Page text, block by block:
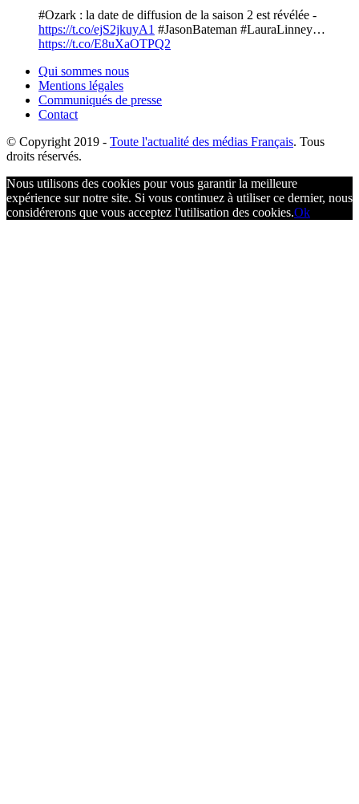
#Ozark : la date de diffusion de la saison 2 est révélée -
https://t.co/ejS2jkuyA1 #JasonBateman #LauraLinney…
https://t.co/E8uXaOTPQ2
Qui sommes nous
Mentions légales
Communiqués de presse
Contact
© Copyright 2019 - Toute l'actualité des médias Français. Tous
droits réservés.
Nous utilisons des cookies pour vous garantir la meilleure
expérience sur notre site. Si vous continuez à utiliser ce dernier, nous
considérerons que vous acceptez l'utilisation des cookies.Ok